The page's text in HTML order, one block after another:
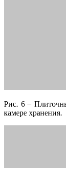
Рис. 6 –
камере хранения.